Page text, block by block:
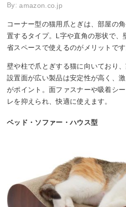
By:amazon.co.jp
コーナー型の猫用爪とぎは、部屋の
置するタイプ。L字や直角の形状で、
省スペースで使えるのがメリットです
壁や柱で爪とぎする猫に向いており
設置面が広い製品は安定性が高く、
がポイント。面ファスナーや吸着シ
レを抑えられ、快適に使えます。
ベッド・ソファー・ハウス型